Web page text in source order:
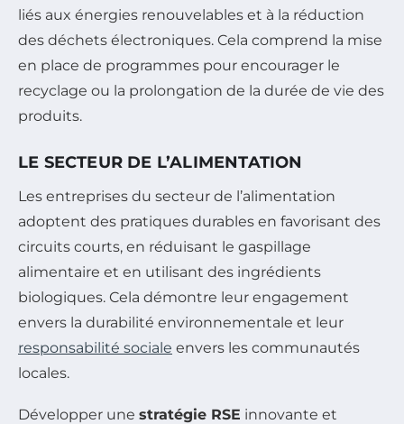
liés aux énergies renouvelables et à la réduction
des déchets électroniques. Cela comprend la mise
en place de programmes pour encourager le
recyclage ou la prolongation de la durée de vie des
produits.
LE SECTEUR DE L’ALIMENTATION
Les entreprises du secteur de l’alimentation
adoptent des pratiques durables en favorisant des
circuits courts, en réduisant le gaspillage
alimentaire et en utilisant des ingrédients
biologiques. Cela démontre leur engagement
envers la durabilité environnementale et leur
responsabilité sociale envers les communautés
locales.
Développer une stratégie RSE innovante et